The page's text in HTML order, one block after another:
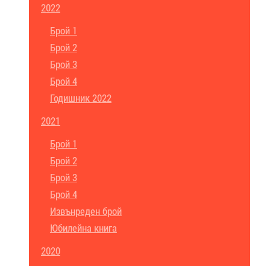
2022
Брой 1
Брой 2
Брой 3
Брой 4
Годишник 2022
2021
Брой 1
Брой 2
Брой 3
Брой 4
Извънреден брой
Юбилейна книга
2020